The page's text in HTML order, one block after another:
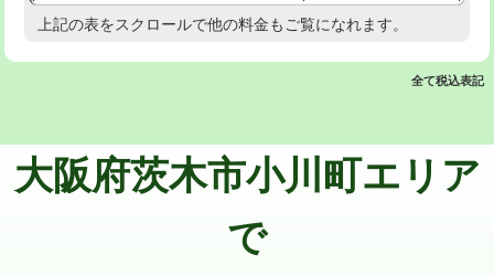
え）
マス交換（土の掘削・埋め戻し作業） 11,000円~
マス交換（深さ50㎝以上） 66,000円
コンクリート斫り（厚さ10㎝超え）
高度高圧洗浄換 現地調査
追加トーラー機使用/3m超え +3,300円
上記の表をスクロールで他の料金もご覧になれます。
全て税込表記
大阪府茨木市小川町エリア
で